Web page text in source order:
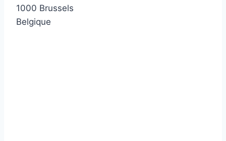
1000 Brussels
Belgique